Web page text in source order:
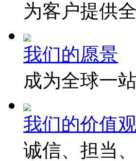
为客户提供
我们的愿景
成为全球一
我们的价值
诚信、担当